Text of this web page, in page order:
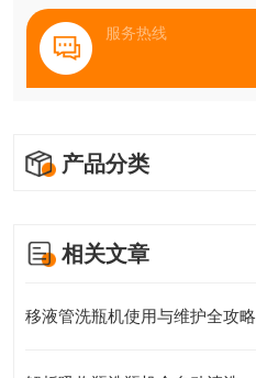
服务热线
产品分类
相关文章
移液管洗瓶机使用与维护全攻略